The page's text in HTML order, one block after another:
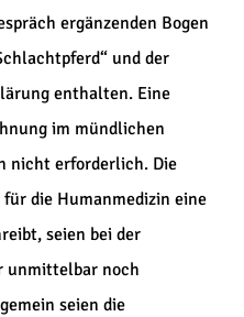
ergänzenden Bogen
und der
enthalten. Eine
im mündlichen
nicht erforderlich. Die
die Humanmedizin eine
seien bei der
unmittelbar noch
seien die